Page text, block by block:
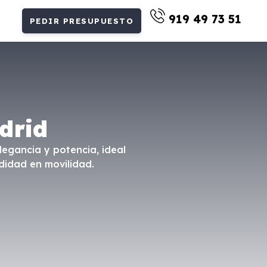
PEDIR PRESUPUESTO 919 49 73 51
y potencia, ideal
en movilidad.